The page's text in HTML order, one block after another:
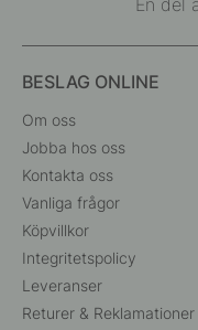
En del
BESLAG ONLINE
Om oss
Jobba hos oss
Kontakta oss
Vanliga frågor
Köpvillkor
Integritetspolicy
Leveranser
Returer & Reklamationer